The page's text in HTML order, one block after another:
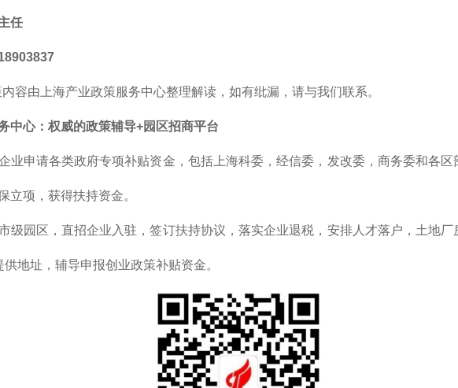
任
容由上海产业政策服务中心整理解读，如有纰漏，请与我们联系。
中心： 权威的政策辅导+园区招商平台
业申请各类政府专项补贴资金，包括上海科委，经信委，发改委，商务委和各
立项，获得扶持资金。
市级园区，直招企业入驻，签订扶持协议，落实企业退税，安排人才落户，土地厂
地址，辅导申报创业政策补贴资金。